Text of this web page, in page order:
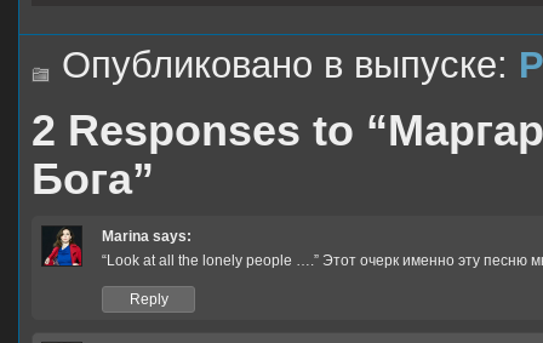
Опубликовано в выпуске:
2 Responses to
Бога”
Marina says:
“Look at all the lonely people ….” Этот очерк именно эту песню
Reply